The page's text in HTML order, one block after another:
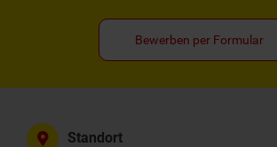
Bewerben per Formular
Standort